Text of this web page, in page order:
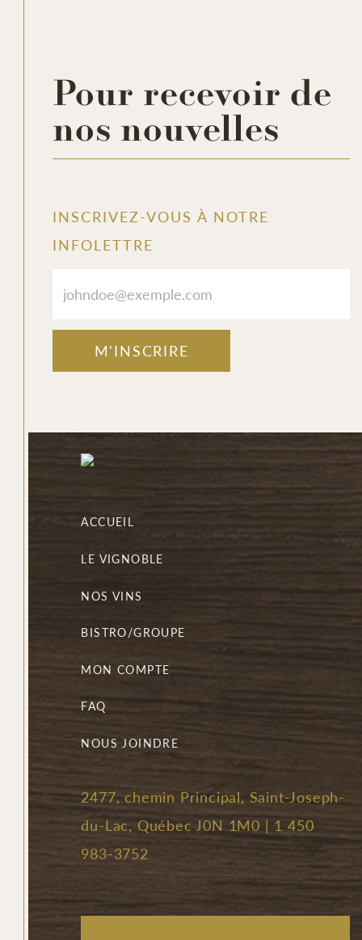
Pour recevoir de
nos nouvelles
INSCRIVEZ-VOUS À NOTRE
INFOLETTRE
M'INSCRIRE
ACCUEIL
LE VIGNOBLE
NOS VINS
BISTRO/GROUPE
MON COMPTE
FAQ
NOUS JOINDRE
2477, chemin Principal, Saint-Joseph-
du-Lac, Québec J0N 1M0 | 1 450
983-3752
https://www.facebook.com/reel/3278291435686678